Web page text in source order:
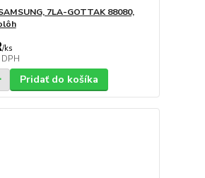
7LA-GOTTAK 88080,
/ks
Pridať do košíka